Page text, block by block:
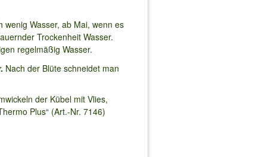
Wasser, ab Mai, wenn es
Trockenheit Wasser.
regelmäßig Wasser.
Nach der Blüte schneidet man
der Kübel mit Vlies,
Plus“ (Art.-Nr. 7146)